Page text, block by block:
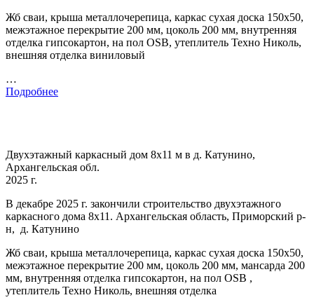
Жб сваи, крыша металлочерепица, каркас сухая доска 150х50,
межэтажное перекрытие 200 мм, цоколь 200 мм, внутренняя
отделка гипсокартон, на пол OSB, утеплитель Техно Николь,
внешняя отделка виниловый
…
Подробнее
Двухэтажный каркасный дом 8х11 м в д. Катунино,
Архангельская обл.
2025 г.
В декабре 2025 г. закончили строительство двухэтажного
каркасного дома 8х11. Архангельская область, Приморский р-
н, д. Катунино
Жб сваи, крыша металлочерепица, каркас сухая доска 150х50,
межэтажное перекрытие 200 мм, цоколь 200 мм, мансарда 200
мм, внутренняя отделка гипсокартон, на пол OSB ,
утеплитель Техно Николь, внешняя отделка